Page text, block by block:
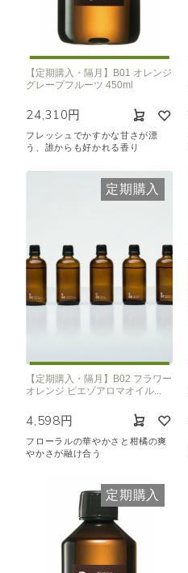
【定期購入・隔月】B01 オレンジ
グレープフルーツ 450ml
24,310円
フレッシュでかすかな甘さが漂
う、誰からも好かれる香り
定期購入
【定期購入・隔月】B02 フラワー
オレンジ ピエゾアロマオイル...
4,598円
フローラルの華やかさと柑橘の爽
やかさが融け合う
定期購入